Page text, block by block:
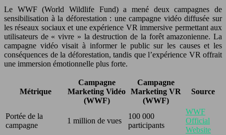
Le WWF (World Wildlife Fund) a mené deux campagnes de
sensibilisation à la déforestation : une campagne vidéo diffusée sur
les réseaux sociaux et une expérience VR immersive permettant aux
utilisateurs de « vivre » la destruction de la forêt amazonienne. La
campagne vidéo visait à informer le public sur les causes et les
conséquences de la déforestation, tandis que l’expérience VR offrait
une immersion émotionnelle plus forte.
Métrique
Campagne
Marketing Vidéo
(WWF)
Campagne
Marketing VR
(WWF)
Source
Portée de la
campagne
1 million de vues
100 000
participants
WWF
Official
Website